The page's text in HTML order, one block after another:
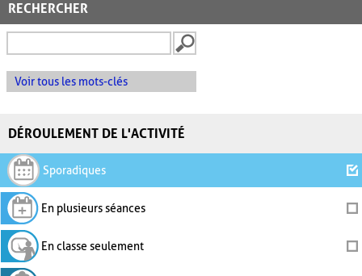
RECHERCHER
Voir tous les mots-clés
DÉROULEMENT DE L'ACTIVITÉ
Sporadiques
En plusieurs séances
En classe seulement